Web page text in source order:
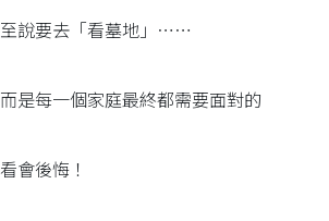
說要去「看墓地」⋯⋯
是每一個家庭最終都需要面對的
會後悔！